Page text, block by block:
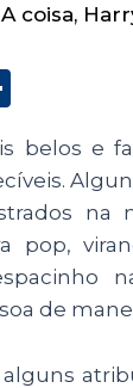
A coisa,
a
re
belos e
na
pop,
de